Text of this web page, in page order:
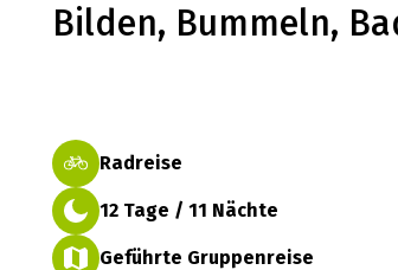
Bilden, Bummeln,
Radreise
12 Tage / 11 Nächte
Geführte Gruppenreise